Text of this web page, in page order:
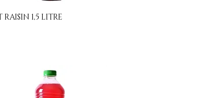
Aperçu rapide
RAISIN 1,5 LITRE